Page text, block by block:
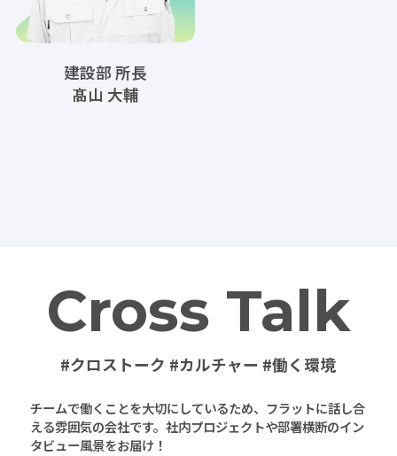
建設部 所長
髙山 大輔
Cross Talk
#クロストーク #カルチャー #働く環境
チームで働くことを大切にしているため、フラットに話し合
える雰囲気の会社です。社内プロジェクトや部署横断のイン
タビュー風景をお届け！